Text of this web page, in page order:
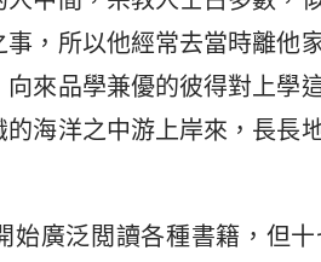
，所以他經常去當時離他
來品學兼優的彼得對上學
海洋之中游上岸來，長長
始廣泛閲讀各種書籍，但